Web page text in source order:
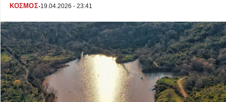
ΚΟΣΜΟΣ·19.04.2026 - 23:41